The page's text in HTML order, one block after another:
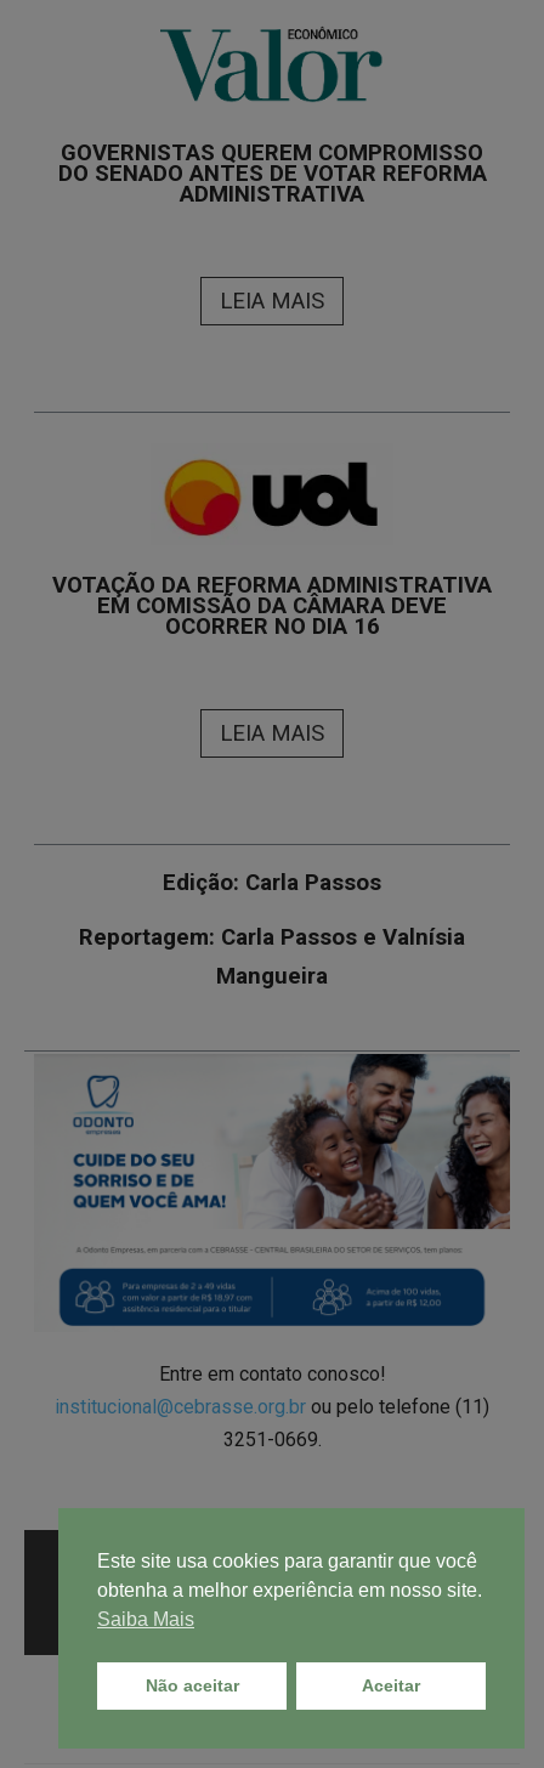
GOVERNISTAS QUEREM COMPROMISSO
DO SENADO ANTES DE VOTAR REFORMA
ADMINISTRATIVA
LEIA MAIS
VOTAÇÃO DA REFORMA ADMINISTRATIVA
EM COMISSÃO DA CÂMARA DEVE
OCORRER NO DIA 16
LEIA MAIS
Edição: Carla Passos
Reportagem: Carla Passos e Valnísia
Mangueira
Entre em contato conosco!
institucional@cebrasse.org.br ou pelo telefone (11)
3251-0669.
Copyright © 2020 – Cebrasse
Este site usa cookies para garantir que você
obtenha a melhor experiência em nosso site.
Saiba Mais
Não aceitar Aceitar